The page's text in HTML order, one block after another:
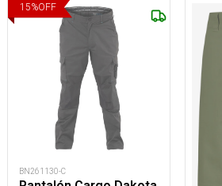
15%OFF
BN261130-C